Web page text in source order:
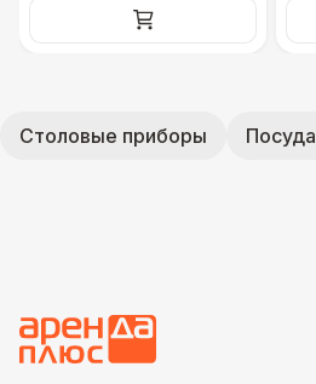
Столовые приборы Посуда